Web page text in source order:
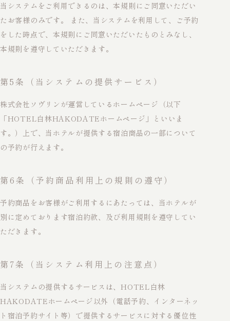
当システムをご利用できるのは、本規則にご同意いただい
たお客様のみです。 また、当システムを利用して、ご予約
をした時点で、本規則にご同意いただいたものとみなし、
本規則を遵守していただきます。
第5条（当システムの提供サービス）
株式会社ソヴリンが運営しているホームページ（以下
「HOTEL白林HAKODATEホームページ」といいま
す。）上で、当ホテルが提供する宿泊商品の一部について
の予約が行えます。
第6条（予約商品利用上の規則の遵守）
予約商品をお客様がご利用するにあたっては、当ホテルが
別に定めております宿泊約款、及び利用規則を遵守してい
ただきます。
第7条（当システム利用上の注意点）
当システムの提供するサービスは、HOTEL白林
HAKODATEホームページ以外（電話予約、インターネッ
ト宿泊予約サイト等）で提供するサービスに対する優位性